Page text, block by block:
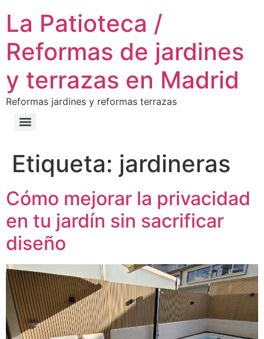
La Patioteca /
Reformas de jardines
y terrazas en Madrid
Reformas jardines y reformas terrazas
Etiqueta: jardineras
Cómo mejorar la privacidad
en tu jardín sin sacrificar
diseño